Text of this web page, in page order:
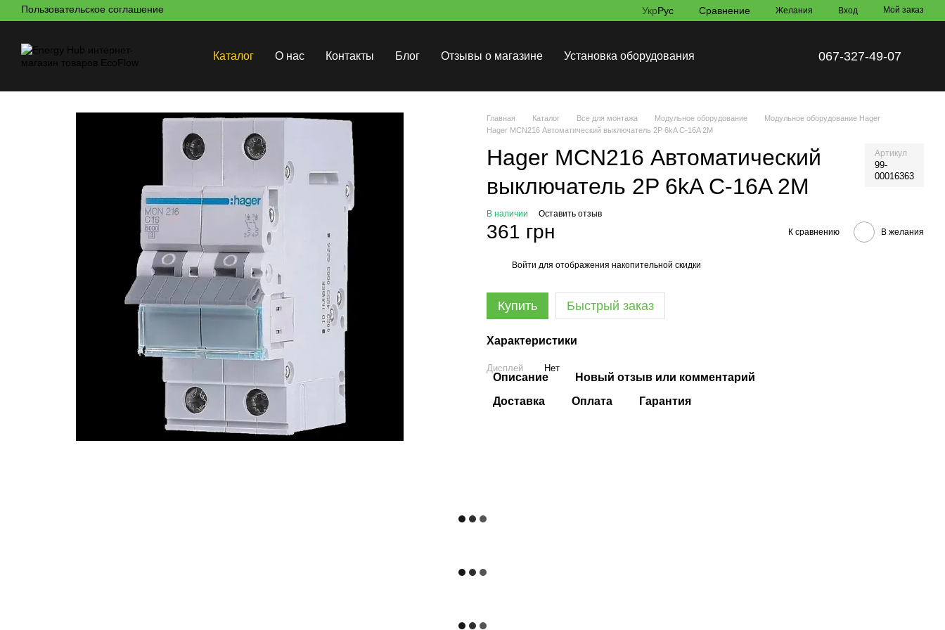
Перейти к основному контенту
Пользовательское соглашение УкрРус Сравнение Желания Вход Мой заказ
Каталог О нас Контакты Блог Отзывы о магазине Установка оборудования 067-327-49-07
Главная Каталог Все для монтажа Модульное оборудование
Модульное оборудование Hager
Hager MCN216 Автоматический выключатель 2P 6kA C-16A 2M
Hager MCN216 Автоматический
выключатель 2P 6kA C-16A 2M
Артикул
99-
00016363
В наличии Оставить отзыв
361 грн К сравнению В желания
Войти для отображения накопительной скидки
Купить Быстрый заказ
Характеристики
Дисплей Нет
Описание
Новый отзыв или комментарий
Доставка
Оплата Гарантия